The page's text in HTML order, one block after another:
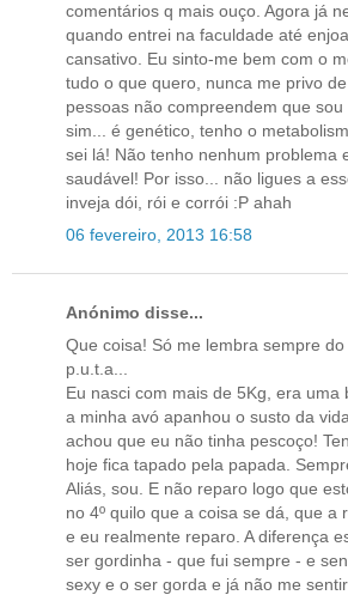
comentários q mais ouço. Agora já
quando entrei na faculdade até
cansativo. Eu sinto-me bem com o
tudo o que quero, nunca me privo
pessoas não compreendem que
sim... é genético, tenho o
sei lá! Não tenho nenhum problema
saudável! Por isso... não ligues a
inveja dói, rói e corrói :P ahah
06 fevereiro, 2013 16:58
Anónimo disse...
Que coisa! Só me lembra sempre
p.u.t.a...
Eu nasci com mais de 5Kg, era uma
a minha avó apanhou o susto da
achou que eu não tinha pescoço!
hoje fica tapado pela papada.
Aliás, sou. E não reparo logo que
no 4º quilo que a coisa se dá, que a
e eu realmente reparo. A diferença
ser gordinha - que fui sempre - e
sexy e o ser gorda e já não me